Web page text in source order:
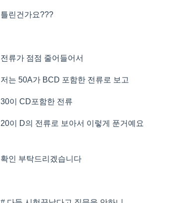
틀린건가요???
전류가 점점 줄어들어서
저는 50A가 BCD 포함한 전류로 보고
30이 CD포함한 전류
20이 D의 전류로 보아서 이렇게 푼거예요
확인 부탁드리겠습니다